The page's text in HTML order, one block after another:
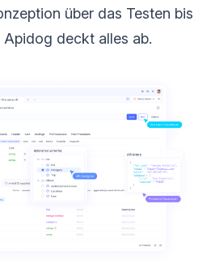
über das Testen bis
deckt alles ab.